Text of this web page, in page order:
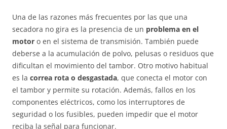
Una de las razones más frecuentes por las que una
secadora no gira es la presencia de un problema en el
motor o en el sistema de transmisión. También puede
deberse a la acumulación de polvo, pelusas o residuos que
dificultan el movimiento del tambor. Otro motivo habitual
es la correa rota o desgastada, que conecta el motor con
el tambor y permite su rotación. Además, fallos en los
componentes eléctricos, como los interruptores de
seguridad o los fusibles, pueden impedir que el motor
reciba la señal para funcionar.